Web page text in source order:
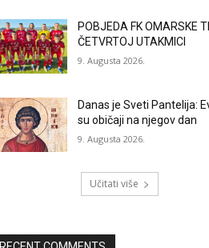
POBJEDA FK OMARSKE
ČETVRTOJ UTAKMICI
9. Augusta 2026.
Danas je Sveti Pantelija:
su običaji na njegov dan
9. Augusta 2026.
Učitati više